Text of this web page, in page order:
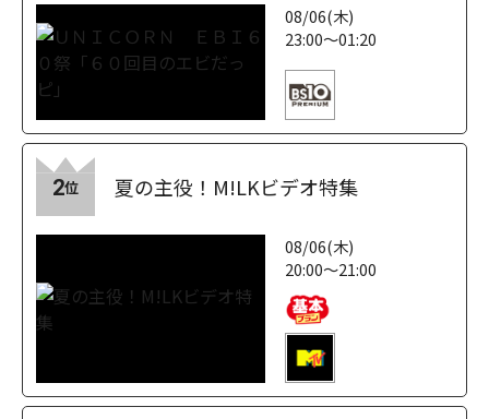
08/06(木)
23:00～01:20
2位 夏の主役！M!LKビデオ特集
08/06(木)
20:00～21:00